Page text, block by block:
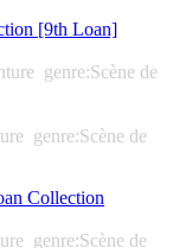
[9th Loan]
genre:Scène de
genre:Scène de
Collection
genre:Scène de